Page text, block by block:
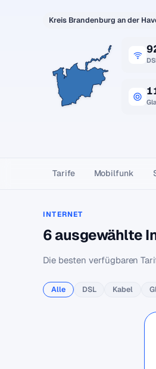
Kreis Brandenburg an der
Tarife Mobilfunk
INTERNET
6 ausgewählte
Die besten verfügbaren
Alle DSL Kabel